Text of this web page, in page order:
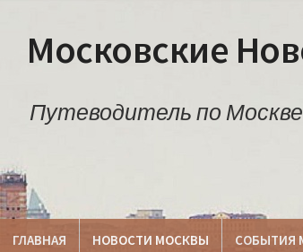
Московские
Путеводитель по Москве
ГЛАВНАЯ НОВОСТИ МОСКВЫ СОБЫТИЯ